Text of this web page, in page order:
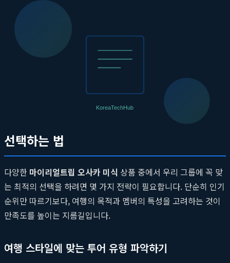
날 수 있습니다. 우메다 공중정원에서 야경을 감상한 후에는 일본
에서 가장 긴 상점가인 '텐진바시스지 상점가'로 이동하여 현지인
들의 삶 속으로 들어가 봅니다. 저렴하고 맛있는 로컬
들이 즐비한 이곳에서 숨겨진 보석 같은 가게를 발견하는 기쁨을
누려보세요. 이곳에서의 경험은 진정한
마이리얼트립 오사카 미식 상품, 현명하게
선택하는 법
다양한 마이리얼트립 오사카 미식 상품 중에서 우리 그룹에 꼭 맞
는 최적의 선택을 하려면 몇 가지 전략이 필요합니다. 단순히 인기
순위만 따르기보다, 여행의 목적과 멤버의 특성을 고려하는 것이
만족도를 높이는 지름길입니다.
여행 스타일에 맞는 투어 유형 파악하기